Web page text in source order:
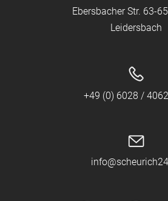
Ebersbacher Str. 63-
Leidersbach
+49 (0) 6028 /